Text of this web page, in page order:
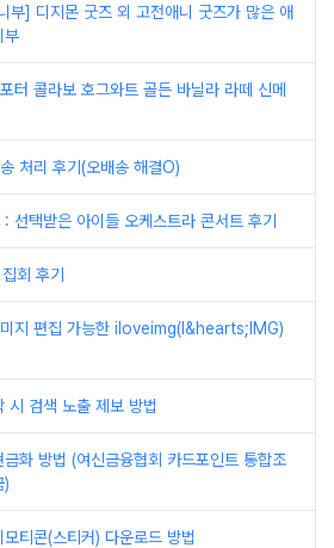
부] 디지몬 굿즈 외 고전애니 굿즈가 많은 애
부
터 콜라보 호그와트 골든 바닐라 라떼 신메
처리 후기(오배송 해결O)
: 선택받은 아이들 오케스트라 콘서트 후기
회 후기
미지 편집 가능한 iloveimg(I&hearts;IMG)
시 검색 노출 제보 방법
금화 방법 (여신금융협회 카드포인트 통합조
)
티콘(스티커) 다운로드 방법